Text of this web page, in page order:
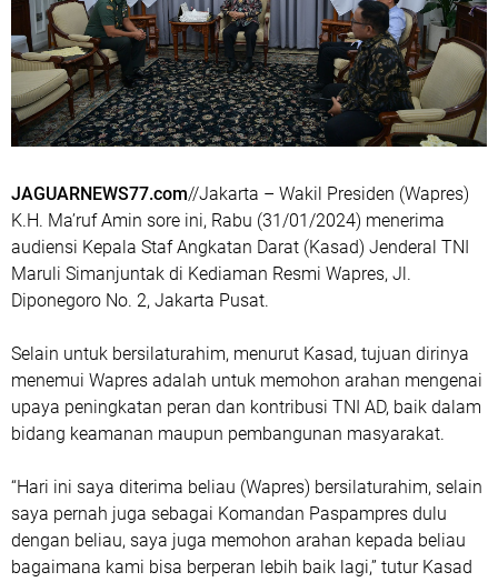
JAGUARNEWS77.com//Jakarta – Wakil Presiden (Wapres)
K.H. Ma’ruf Amin sore ini, Rabu (31/01/2024) menerima
audiensi Kepala Staf Angkatan Darat (Kasad) Jenderal TNI
Maruli Simanjuntak di Kediaman Resmi Wapres, Jl.
Diponegoro No. 2, Jakarta Pusat.
Selain untuk bersilaturahim, menurut Kasad, tujuan dirinya
menemui Wapres adalah untuk memohon arahan mengenai
upaya peningkatan peran dan kontribusi TNI AD, baik dalam
bidang keamanan maupun pembangunan masyarakat.
“Hari ini saya diterima beliau (Wapres) bersilaturahim, selain
saya pernah juga sebagai Komandan Paspampres dulu
dengan beliau, saya juga memohon arahan kepada beliau
bagaimana kami bisa berperan lebih baik lagi,” tutur Kasad